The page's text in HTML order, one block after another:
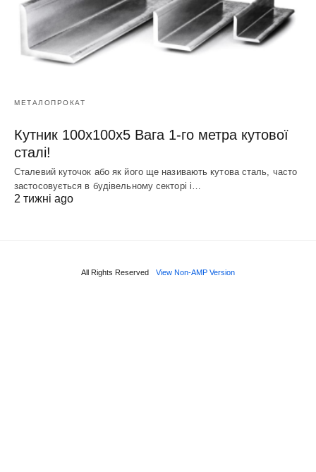
МЕТАЛОПРОКАТ
Кутник 100х100х5 Вага 1-го метра кутової
сталі!
Сталевий куточок або як його ще називають кутова сталь, часто
застосовується в будівельному секторі і…
2 тижні ago
All Rights Reserved View Non-AMP Version